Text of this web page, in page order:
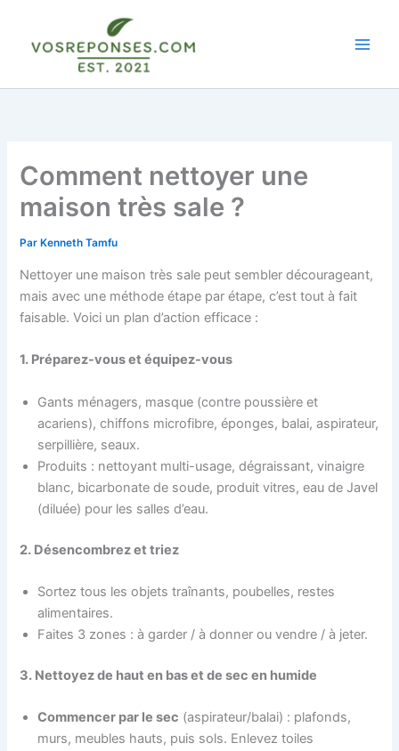
contenu
Comment nettoyer une
maison très sale ?
Par Kenneth Tamfu
Nettoyer une maison très sale peut sembler décourageant,
mais avec une méthode étape par étape, c’est tout à fait
faisable. Voici un plan d’action efficace :
1. Préparez-vous et équipez-vous
Gants ménagers, masque (contre poussière et
acariens), chiffons microfibre, éponges, balai, aspirateur,
serpillière, seaux.
Produits : nettoyant multi-usage, dégraissant, vinaigre
blanc, bicarbonate de soude, produit vitres, eau de Javel
(diluée) pour les salles d’eau.
2. Désencombrez et triez
Sortez tous les objets traînants, poubelles, restes
alimentaires.
Faites 3 zones : à garder / à donner ou vendre / à jeter.
3. Nettoyez de haut en bas et de sec en humide
Commencer par le sec (aspirateur/balai) : plafonds,
murs, meubles hauts, puis sols. Enlevez toiles